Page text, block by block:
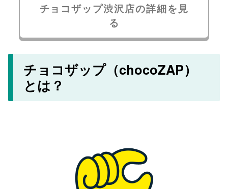
チョコザップ渋沢店の詳細を見
る
チョコザップ（chocoZAP）
とは？